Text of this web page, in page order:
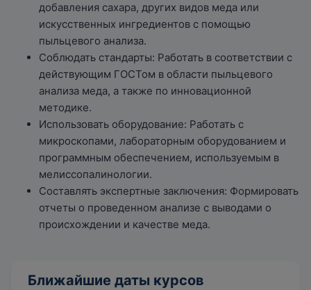
добавления сахара, других видов меда или
искусственных ингредиентов с помощью
пыльцевого анализа.
Соблюдать стандарты: Работать в соответствии с
действующим ГОСТом в области пыльцевого
анализа меда, а также по инновационной
методике.
Использовать оборудование: Работать с
микроскопами, лабораторным оборудованием и
программным обеспечением, используемым в
мелиссопалинологии.
Составлять экспертные заключения: Формировать
отчеты о проведенном анализе с выводами о
происхождении и качестве меда.
Ближайшие даты курсов